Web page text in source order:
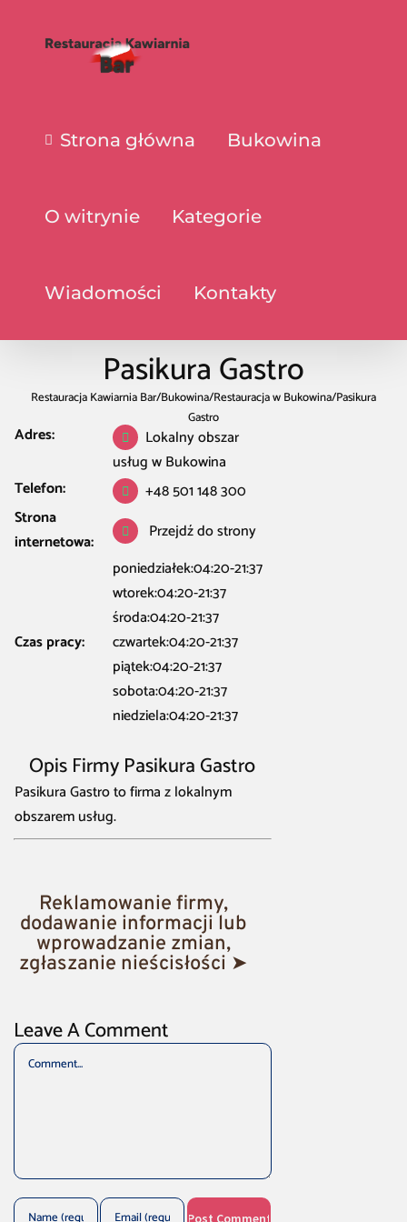
Strona główna Bukowina
O witrynie Kategorie
Wiadomości Kontakty
Pasikura Gastro
Restauracja Kawiarnia Bar/Bukowina/Restauracja w Bukowina/Pasikura
Gastro
Adres:
Lokalny obszar
usług w Bukowina
Telefon:
+48 501 148 300
Strona
internetowa:
Przejdź do strony
Czas pracy:
poniedziałek:04:20-21:37
wtorek:04:20-21:37
środa:04:20-21:37
czwartek:04:20-21:37
piątek:04:20-21:37
sobota:04:20-21:37
niedziela:04:20-21:37
Opis Firmy Pasikura Gastro
Pasikura Gastro to firma z lokalnym
obszarem usług.
Reklamowanie firmy,
dodawanie informacji lub
wprowadzanie zmian,
zgłaszanie nieścisłości ➤
Leave A Comment
Comment